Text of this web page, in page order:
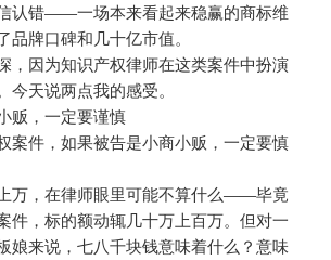
认错——一场本来看起来稳赢的商标维
品牌口碑和几十亿市值。
，因为知识产权律师在这类案件中扮演
今天说两点我的感受。
贩，一定要谨慎
案件，如果被告是小商小贩，一定要慎
万，在律师眼里可能不算什么——毕竟
件，标的额动辄几十万上百万。但对一
娘来说，七八千块钱意味着什么？意味